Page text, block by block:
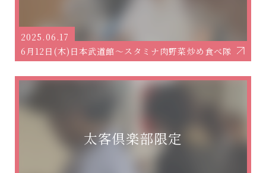
2025.06.17
6月12日(木)日本武道館～スタミナ肉野菜炒め食べ隊～